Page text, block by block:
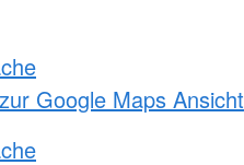
Google Maps Ansicht